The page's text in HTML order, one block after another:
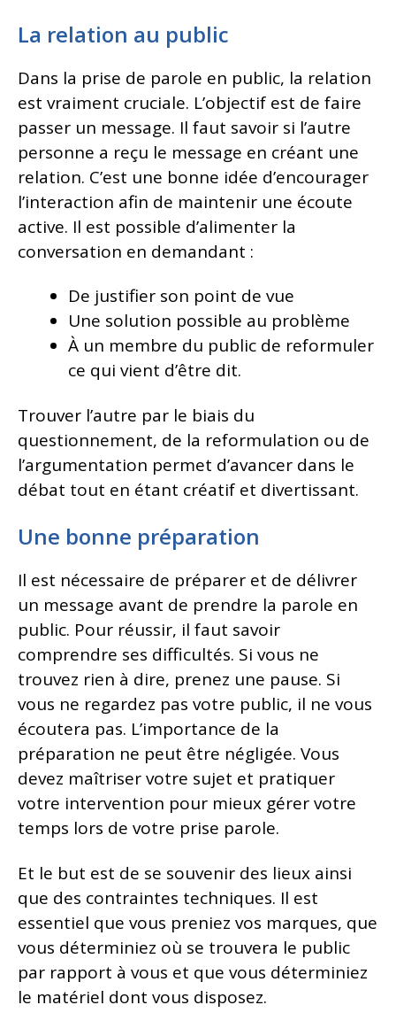
La relation au public
Dans la prise de parole en public, la relation
est vraiment cruciale. L’objectif est de faire
passer un message. Il faut savoir si l’autre
personne a reçu le message en créant une
relation. C’est une bonne idée d’encourager
l’interaction afin de maintenir une écoute
active. Il est possible d’alimenter la
conversation en demandant :
De justifier son point de vue
Une solution possible au problème
À un membre du public de reformuler
ce qui vient d’être dit.
Trouver l’autre par le biais du
questionnement, de la reformulation ou de
l’argumentation permet d’avancer dans le
débat tout en étant créatif et divertissant.
Une bonne préparation
Il est nécessaire de préparer et de délivrer
un message avant de prendre la parole en
public. Pour réussir, il faut savoir
comprendre ses difficultés. Si vous ne
trouvez rien à dire, prenez une pause. Si
vous ne regardez pas votre public, il ne vous
écoutera pas. L’importance de la
préparation ne peut être négligée. Vous
devez maîtriser votre sujet et pratiquer
votre intervention pour mieux gérer votre
temps lors de votre prise parole.
Et le but est de se souvenir des lieux ainsi
que des contraintes techniques. Il est
essentiel que vous preniez vos marques, que
vous déterminiez où se trouvera le public
par rapport à vous et que vous déterminiez
le matériel dont vous disposez.